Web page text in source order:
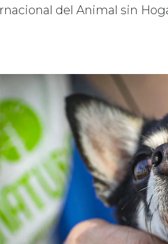
del Animal sin